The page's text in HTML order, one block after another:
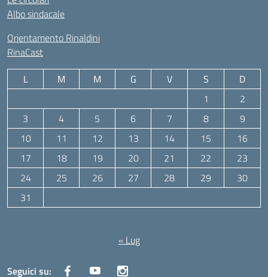
Albo sindacale
Orientamento Rinaldini
RinaCast
L M M G V S
D
1
2
3
4 5 6 7 8
9
10
11 12 13 14 15
16
17
18 19 20 21 22
23
24
25 26 27 28 29
30
31
« Lug
Seguici su: